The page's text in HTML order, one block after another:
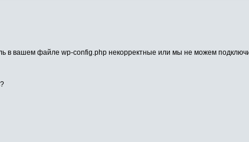
в вашем файле wp-config.php некорректные или мы не можем